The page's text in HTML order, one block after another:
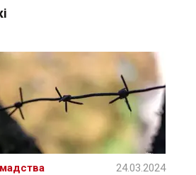
24.03.2024